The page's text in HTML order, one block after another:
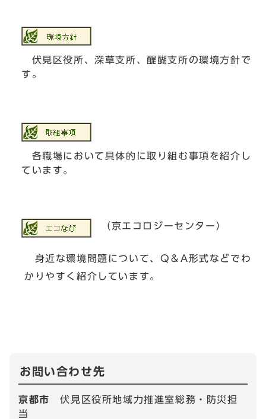
伏見区役所、深草支所、醍醐支所の環境方針で
す。
各職場において具体的に取り組む事項を紹介し
ています。
（京エコロジーセンター）
身近な環境問題について、Q＆A形式などでわ
かりやすく紹介しています。
お問い合わせ先
京都市伏見区役所地域力推進室総務・防災担
当